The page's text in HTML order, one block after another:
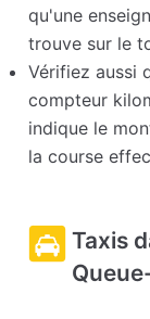
qu'une
trouve sur le
Vérifiez aussi
compteur
indique le
la course
Taxis